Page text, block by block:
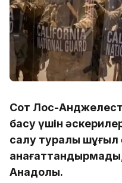
Сот Лос-
басу үшін
салу туралы шұғыл
Анадолы.